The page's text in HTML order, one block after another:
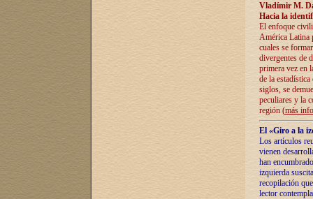
Vladímir M.
Hacia la
El enfoque
América Latina
cuales se
divergentes de
primera vez en
de la
siglos, se
peculiares y la
región (más
El «Giro a la
Los artículos
vienen
han
izquierda
recopilación
lector